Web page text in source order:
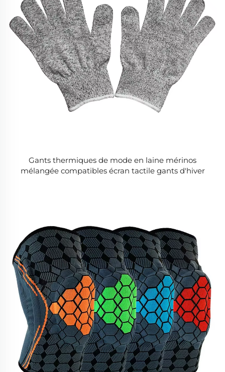
Gants thermiques de mode en laine mérinos
mélangée compatibles écran tactile gants d'hiver